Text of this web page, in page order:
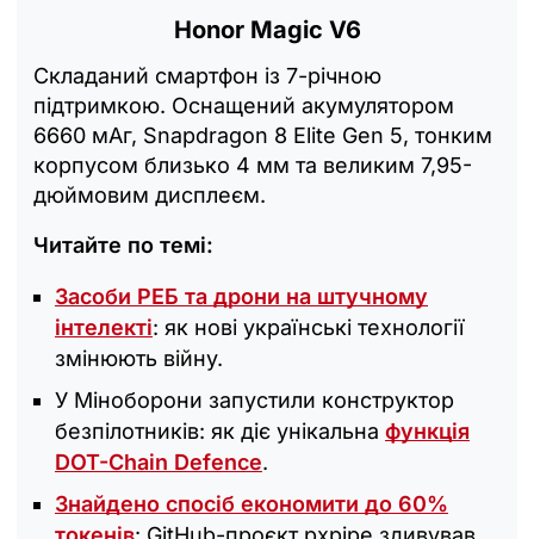
Honor Magic V6
Складаний смартфон із 7-річною
підтримкою. Оснащений акумулятором
6660 мАг, Snapdragon 8 Elite Gen 5, тонким
корпусом близько 4 мм та великим 7,95-
дюймовим дисплеєм.
Читайте по темі:
Засоби РЕБ та дрони на штучному
інтелекті: як нові українські технології
змінюють війну.
У Міноборони запустили конструктор
безпілотників: як діє унікальна функція
DOT-Chain Defence.
Знайдено спосіб економити до 60%